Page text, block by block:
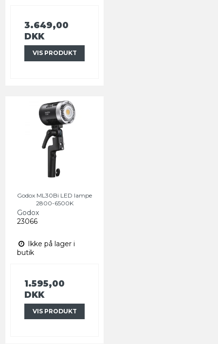
3.649,00
DKK
VIS PRODUKT
Godox ML30Bi LED lampe
2800-6500K
Godox
23066
Ikke på lager i
butik
1.595,00
DKK
VIS PRODUKT